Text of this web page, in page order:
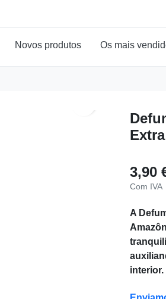
Novos produtos Os mais
3,90
Com IVA
A
interior.